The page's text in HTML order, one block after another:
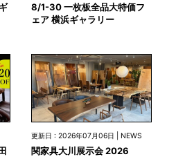
8/1-30 一枚板全品大特価フ
ェア 横浜ギャラリー
更新日 : 2026年07月06日 | NEWS
関家具大川展示会 2026